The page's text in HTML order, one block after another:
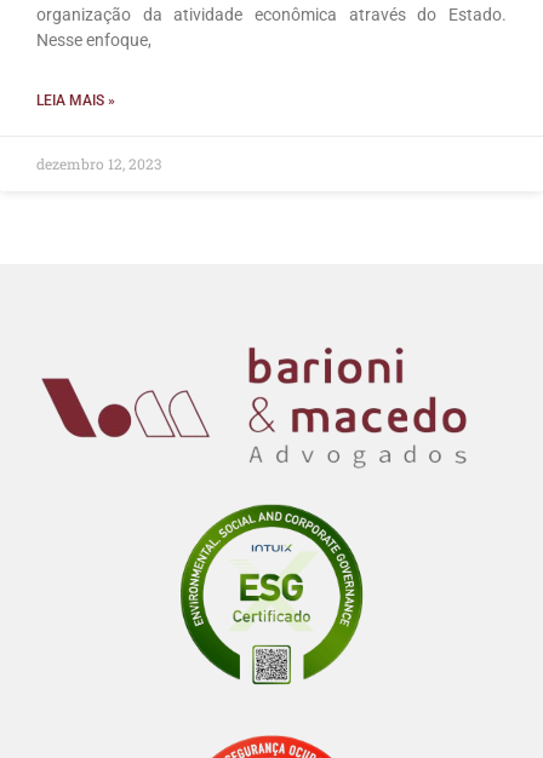
organização da atividade econômica através do Estado.
Nesse enfoque,
LEIA MAIS »
dezembro 12, 2023